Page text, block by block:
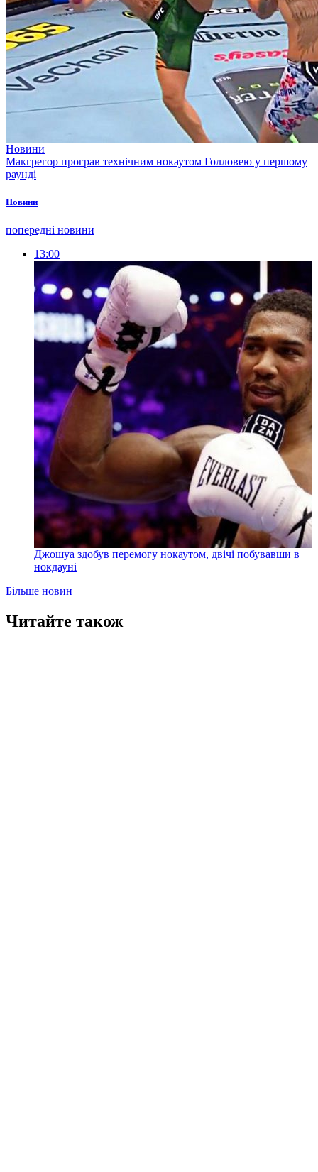
Новини
Макгрегор програв технічним нокаутом Голловею у першому
раунді
Новини
попередні новини
13:00
Джошуа здобув перемогу нокаутом, двічі побувавши в
нокдауні
Більше новин
Читайте також